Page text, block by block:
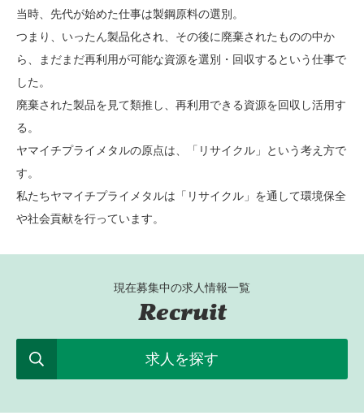
当時、先代が始めた仕事は製鋼原料の選別。
つまり、いったん製品化され、その後に廃棄されたものの中か
ら、まだまだ再利用が可能な資源を選別・回収するという仕事で
した。
廃棄された製品を見て類推し、再利用できる資源を回収し活用す
る。
ヤマイチプライメタルの原点は、「リサイクル」という考え方で
す。
私たちヤマイチプライメタルは「リサイクル」を通して環境保全
や社会貢献を行っています。
現在募集中の求人情報一覧
Recruit
求人を探す